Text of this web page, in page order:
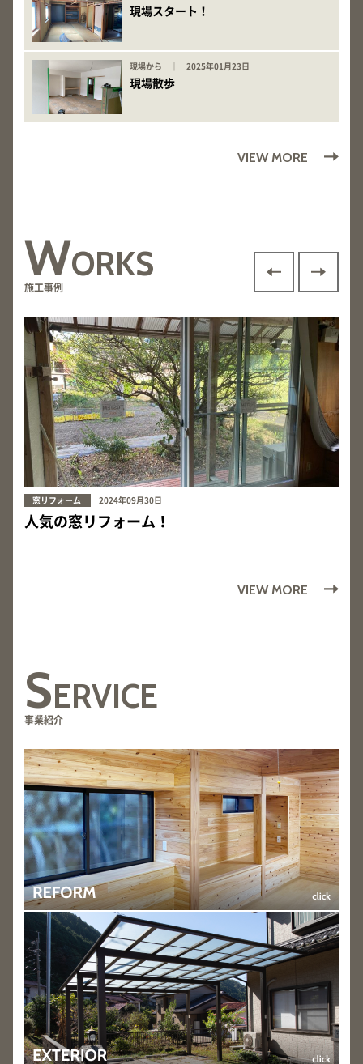
現場スタート！
現場から ｜ 2025年01月23日
現場散歩
VIEW MORE
WORKS
施工事例
窓リフォーム 2024年09月30日
人気の窓リフォーム！
VIEW MORE
SERVICE
事業紹介